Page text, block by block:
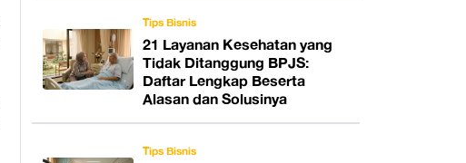
Tips Bisnis
21 Layanan Kesehatan yang
Tidak Ditanggung BPJS:
Daftar Lengkap Beserta
Alasan dan Solusinya
Tips Bisnis